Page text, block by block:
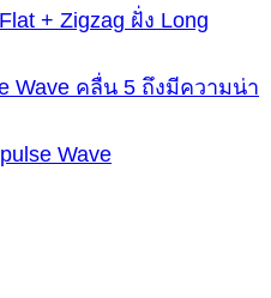
+ Zigzag ฝั่ง Long
Wave คลื่น 5 ถึงมีความน่า
Wave